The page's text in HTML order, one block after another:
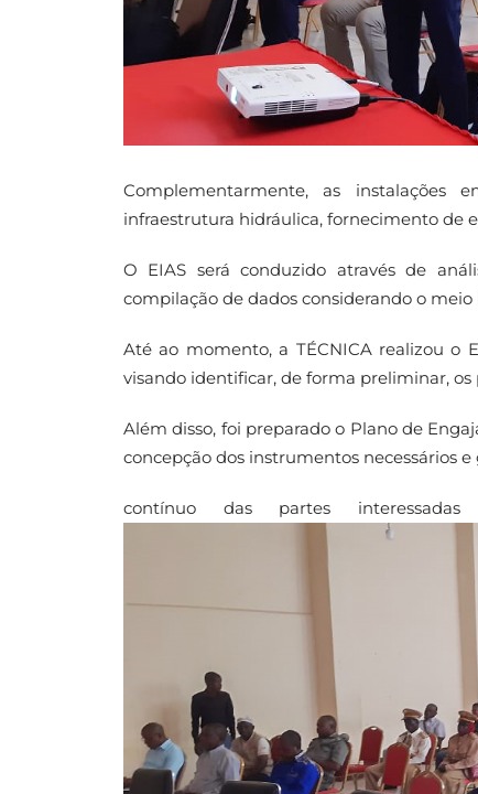
Complementarmente, as
infraestrutura hidráulica, fornecimento de
O EIAS será conduzido através de
compilação de dados considerando o
Até ao momento, a TÉCNICA realizou o
visando identificar, de forma preliminar,
Além disso, foi preparado o Plano de
concepção dos instrumentos necessários
contínuo das partes